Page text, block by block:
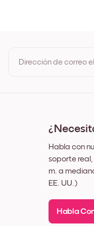
Dirección de correo
Habla con
soporte
m. a
EE. UU.)
Habla